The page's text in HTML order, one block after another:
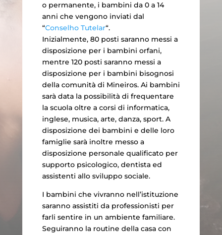
o permanente, i bambini da 0 a 14
anni che vengono inviati dal
“Conselho Tutelar“.
Inizialmente, 80 posti saranno messi a
disposizione per i bambini orfani,
mentre 120 posti saranno messi a
disposizione per i bambini bisognosi
della comunità di Mineiros. Ai bambini
sarà data la possibilità di frequentare
la scuola oltre a corsi di informatica,
inglese, musica, arte, danza, sport. A
disposizione dei bambini e delle loro
famiglie sarà inoltre messo a
disposizione personale qualificato per
supporto psicologico, dentista ed
assistenti allo sviluppo sociale.
I bambini che vivranno nell’istituzione
saranno assistiti da professionisti per
farli sentire in un ambiente familiare.
Seguiranno la routine della casa con